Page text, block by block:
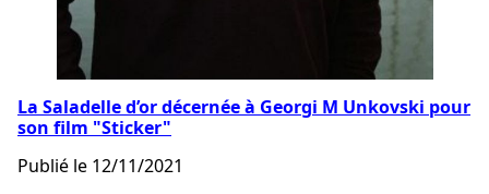
La Saladelle d’or décernée à Georgi M Unkovski pour
son film "Sticker"
Publié le 12/11/2021